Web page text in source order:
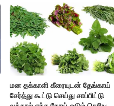
மன தக்காளி கீரையுடன் தேங்காய்
சேர்த்து கூட்டு செய்து சாப்பிட்டு